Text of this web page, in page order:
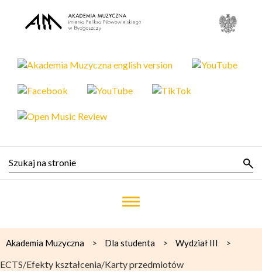
Akademia Muzyczna > Dla studenta > Wydział III
>
ECTS/Efekty kształcenia/Karty przedmiotów